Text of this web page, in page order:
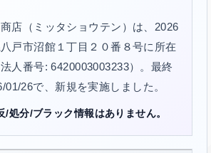
店（ミッタショウテン）は、2026
戸市沼館１丁目２０番８号に所在
人番号: 6420003003233）。最終
01/26で、新規を実施しました。
/処分/ブラック情報はありません。